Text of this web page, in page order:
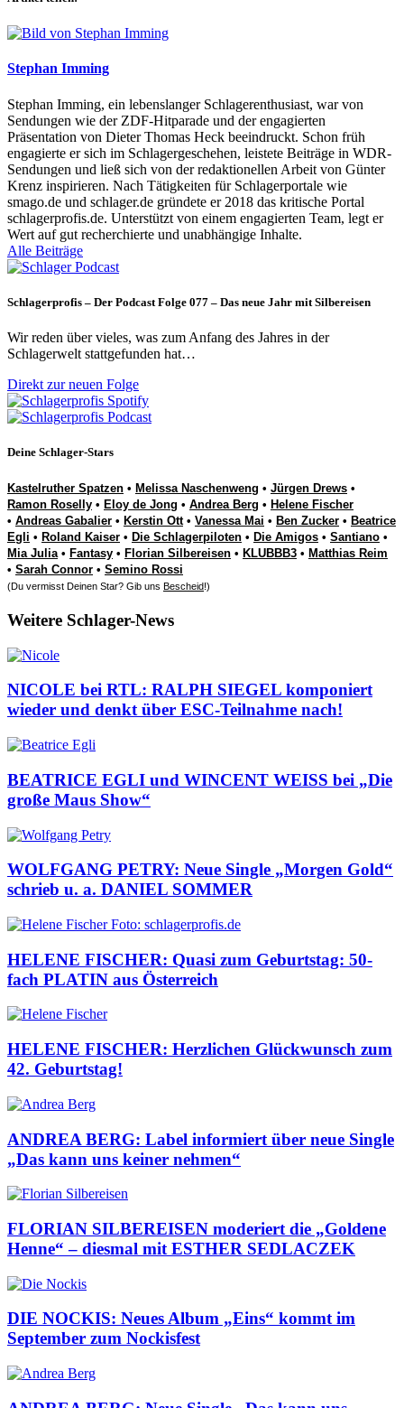
Stephan Imming
Stephan Imming, ein lebenslanger Schlagerenthusiast, war von
Sendungen wie der ZDF-Hitparade und der engagierten
Präsentation von Dieter Thomas Heck beeindruckt. Schon früh
engagierte er sich im Schlagergeschehen, leistete Beiträge in WDR-
Sendungen und ließ sich von der redaktionellen Arbeit von Günter
Krenz inspirieren. Nach Tätigkeiten für Schlagerportale wie
smago.de und schlager.de gründete er 2018 das kritische Portal
schlagerprofis.de. Unterstützt von einem engagierten Team, legt er
Wert auf gut recherchierte und unabhängige Inhalte.
Alle Beiträge
Schlagerprofis – Der Podcast Folge 077 – Das neue Jahr mit Silbereisen
Wir reden über vieles, was zum Anfang des Jahres in der
Schlagerwelt stattgefunden hat…
Direkt zur neuen Folge
Deine Schlager-Stars
Kastelruther Spatzen • Melissa Naschenweng • Jürgen Drews •
Ramon Roselly • Eloy de Jong • Andrea Berg • Helene Fischer
• Andreas Gabalier • Kerstin Ott• Vanessa Mai • Ben Zucker • Beatrice
Egli • Roland Kaiser • Die Schlagerpiloten • Die Amigos • Santiano •
Mia Julia• Fantasy • Florian Silbereisen • KLUBBB3 • Matthias Reim
• Sarah Connor • Semino Rossi
(Du vermisst Deinen Star? Gib uns Bescheid!)
Weitere Schlager-News
NICOLE bei RTL: RALPH SIEGEL komponiert
wieder und denkt über ESC-Teilnahme nach!
BEATRICE EGLI und WINCENT WEISS bei „Die
große Maus Show“
WOLFGANG PETRY: Neue Single „Morgen Gold“
schrieb u. a. DANIEL SOMMER
HELENE FISCHER: Quasi zum Geburtstag: 50-
fach PLATIN aus Österreich
HELENE FISCHER: Herzlichen Glückwunsch zum
42. Geburtstag!
ANDREA BERG: Label informiert über neue Single
„Das kann uns keiner nehmen“
FLORIAN SILBEREISEN moderiert die „Goldene
Henne“ – diesmal mit ESTHER SEDLACZEK
DIE NOCKIS: Neues Album „Eins“ kommt im
September zum Nockisfest